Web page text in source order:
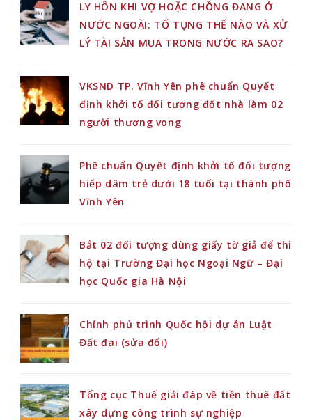
LY HÔN KHI VỢ HOẶC CHỒNG ĐANG Ở
NƯỚC NGOÀI: TỐ TỤNG THẾ NÀO VÀ XỬ
LÝ TÀI SẢN MUA TRONG NƯỚC RA SAO?
VKSND TP. Vĩnh Yên phê chuẩn Quyết
định khởi tố đối tượng đốt nhà làm 02
người thương vong
Phê chuẩn Quyết định khởi tố đối tượng
hiếp dâm trẻ dưới 18 tuổi tại thành phố
Vĩnh Yên
Bắt 02 đối tượng dùng giấy tờ giả để thi
hộ tại Trường Đại học Ngoại Ngữ – Đại
học Quốc gia Hà Nội
Chính phủ trình Quốc hội dự án Luật
Đất đai (sửa đổi)
Tổng cục Thuế giải đáp về tiền thuê đất
xây dựng công trình sự nghiệp